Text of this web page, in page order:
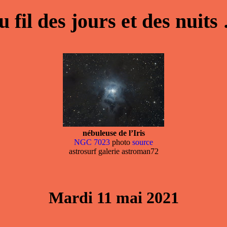
fil des jours et des
nébuleuse de l’Iris
NGC 7023 photo source
astrosurf galerie astroman72
Mardi 11 mai 2021